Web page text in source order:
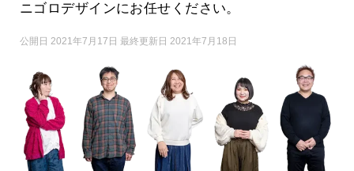
ニゴロデザインにお任せください。
公開日 2021年7月17日 最終更新日 2021年7月18日